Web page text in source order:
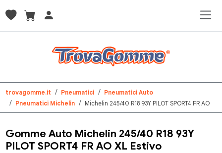
trovagomme.it Pneumatici
Pneumatici Auto
Pneumatici Michelin
Michelin 245/40 R18 93Y PILOT SPORT4 FR AO
Gomme Auto Michelin 245/40 R18 93Y
PILOT SPORT4 FR AO XL Estivo